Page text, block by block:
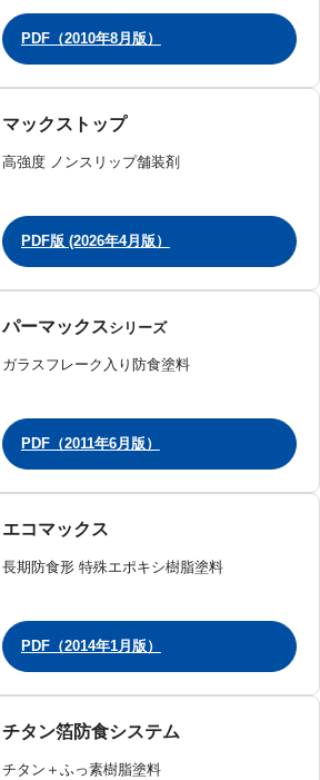
PDF（2010年8月版）
マックストップ
高強度 ノンスリップ舗装剤
PDF版 (2026年4月版）
パーマックスシリーズ
ガラスフレーク入り防食塗料
PDF（2011年6月版）
エコマックス
長期防食形 特殊エポキシ樹脂塗料
PDF（2014年1月版）
チタン箔防食システム
チタン＋ふっ素樹脂塗料